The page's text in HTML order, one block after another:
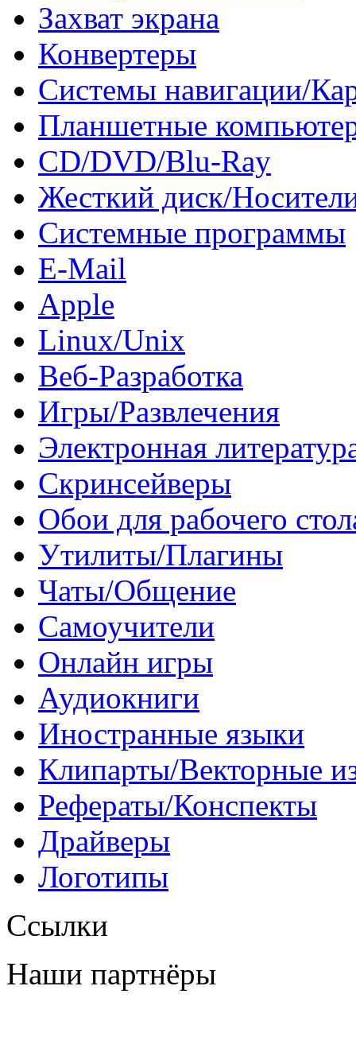
Захват экрана
Конвертеры
Системы навигации/
Планшетные
CD/DVD/Blu-Ray
Жесткий диск/
Системные программы
E-Mail
Apple
Linux/Unix
Веб-Разработка
Игры/Развлечения
Электронная
Скринсейверы
Обои для рабочего
Утилиты/Плагины
Чаты/Общение
Самоучители
Онлайн игры
Аудиокниги
Иностранные языки
Клипарты/Векторные
Рефераты/Конспекты
Драйверы
Логотипы
Ссылки
Наши партнёры